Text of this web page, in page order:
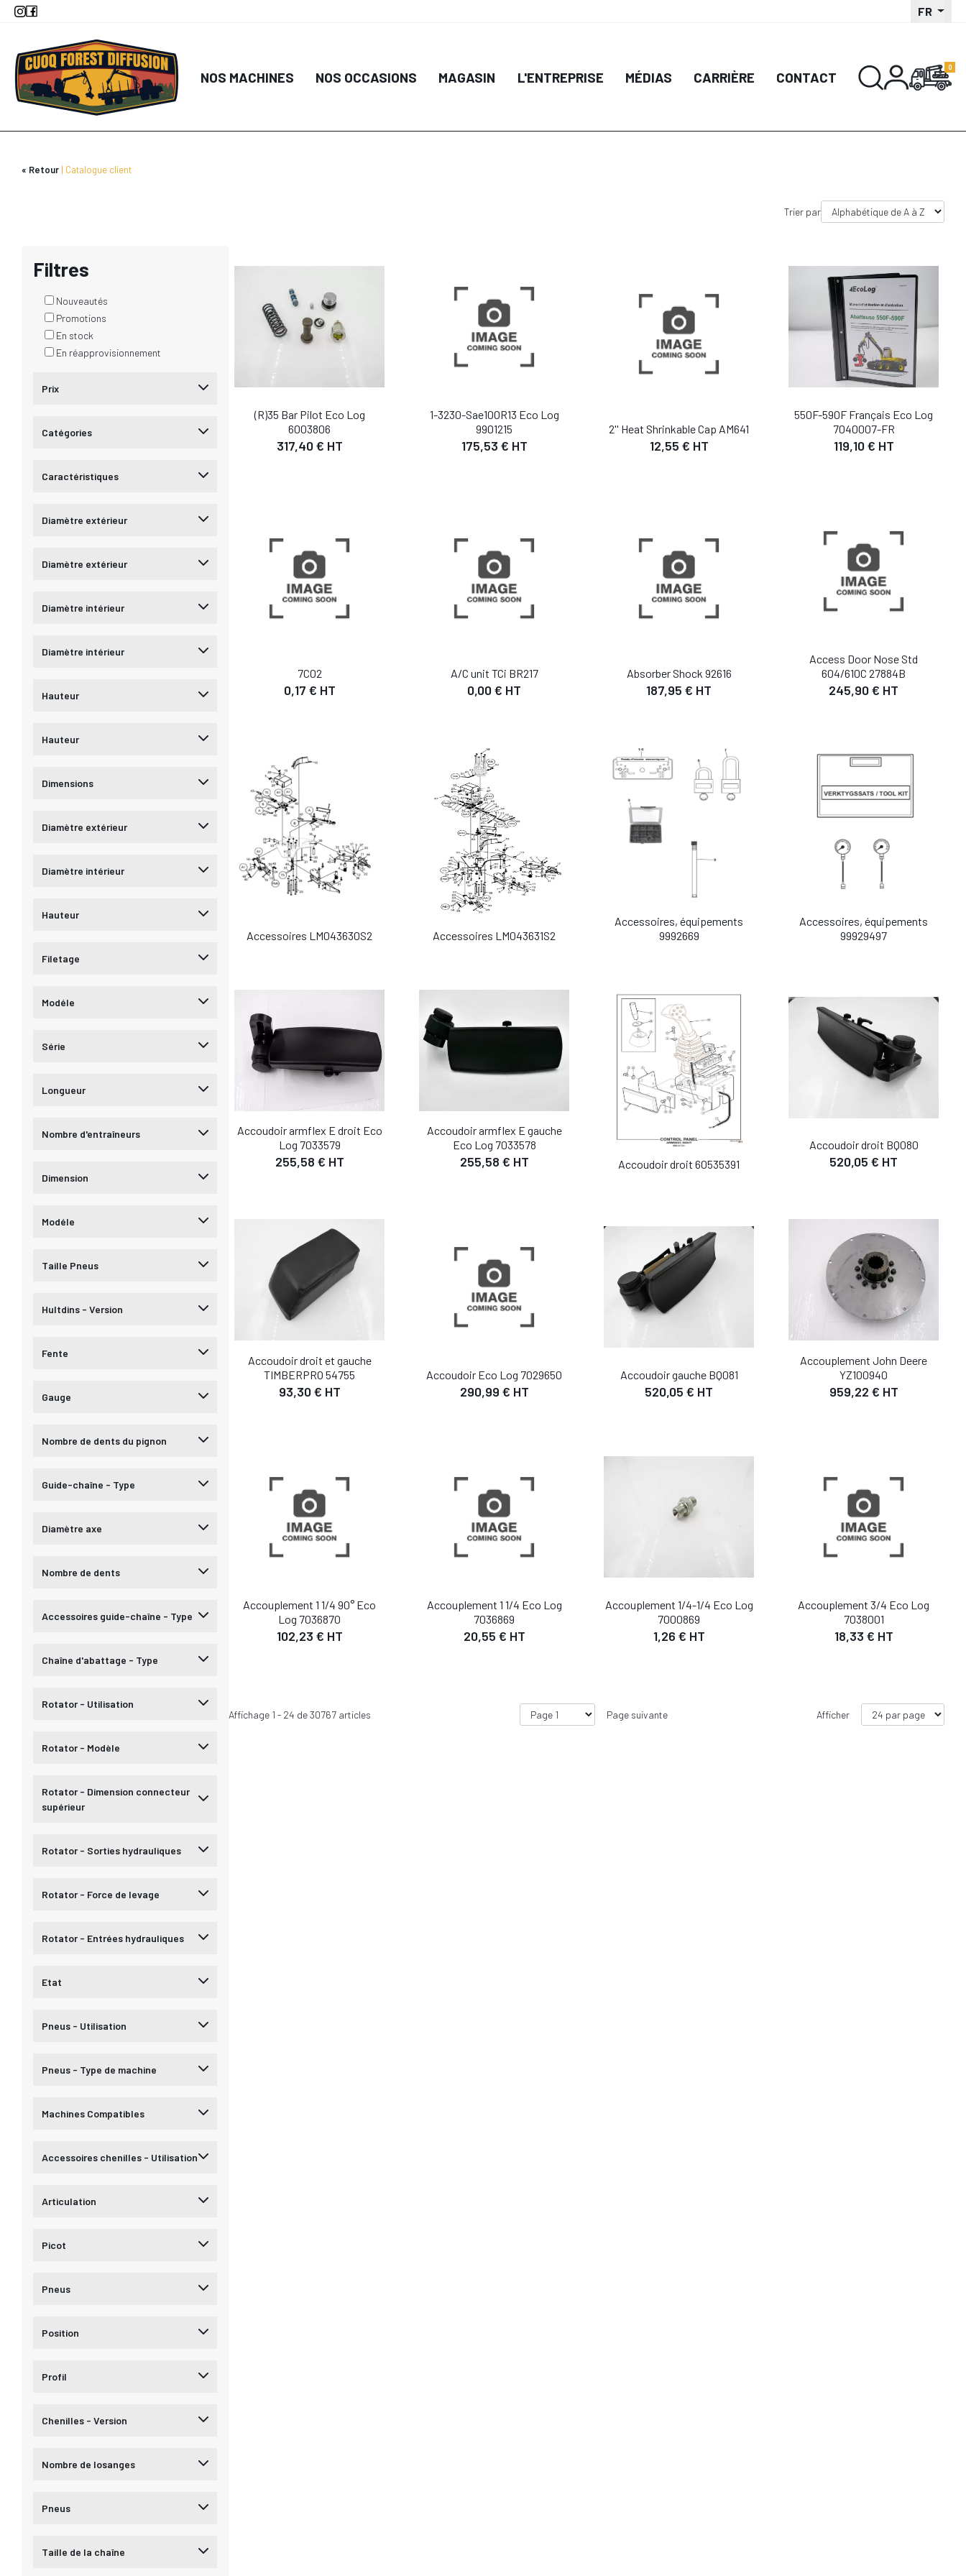
Aller
principal
FR
NOS MACHINES NOS OCCASIONS MAGASIN L'ENTREPRISE MÉDIAS CARRIÈRE CONTACT
Retour Catalogue client
Trier par
Filtres
Nouveautés
Promotions
En stock
En réapprovisionnement
Prix
Catégories
Caractéristiques
Diamètre extérieur
Diamètre extérieur
Diamètre intérieur
Diamètre intérieur
Hauteur
Hauteur
Dimensions
Diamètre extérieur
Diamètre intérieur
Hauteur
Filetage
Modéle
Série
Longueur
Nombre d'entraîneurs
Dimension
Modéle
Taille Pneus
Hultdins - Version
Fente
Gauge
Nombre de dents du pignon
Guide-chaîne - Type
Diamètre axe
Nombre de dents
Accessoires guide-chaîne - Type
Chaîne d'abattage - Type
Rotator - Utilisation
Rotator - Modèle
Rotator - Dimension connecteur
supérieur
Rotator - Sorties hydrauliques
Rotator - Force de levage
Rotator - Entrées hydrauliques
Etat
Pneus - Utilisation
Pneus - Type de machine
Machines Compatibles
Accessoires chenilles - Utilisation
Articulation
Picot
Pneus
Position
Profil
Chenilles - Version
Nombre de losanges
Pneus
Taille de la chaîne
(R)35 Bar Pilot Eco Log
6003806
317,40 € HT
1-3230-Sae100R13 Eco Log
9901215
175,53 € HT
2'' Heat Shrinkable Cap AM641
12,55 € HT
550F-590F Français Eco Log
7040007-FR
119,10 € HT
7C02
0,17 € HT
A/C unit TCi BR217
0,00 € HT
Absorber Shock 92616
187,95 € HT
Access Door Nose Std
604/610C 27884B
245,90 € HT
DÉTAIL
Accessoires LM043630S2 Accessoires LM043631S2
Accessoires, équipements
9992669
Accessoires, équipements
99929497
Accoudoir armflex E droit Eco
Log 7033579
255,58 € HT
Accoudoir armflex E gauche
Eco Log 7033578
255,58 € HT Accoudoir droit 60535391
Accoudoir droit BQ080
520,05 € HT
Accoudoir droit et gauche
TIMBERPRO 54755
93,30 € HT
DÉTAIL
Accoudoir Eco Log 7029650
290,99 € HT
Accoudoir gauche BQ081
520,05 € HT
DÉTAIL
Accouplement John Deere
YZ100940
959,22 € HT
DÉTAIL
Accouplement 1 1/4 90° Eco
Log 7036870
102,23 € HT
Accouplement 1 1/4 Eco Log
7036869
20,55 € HT
Accouplement 1/4-1/4 Eco Log
7000869
1,26 € HT
Accouplement 3/4 Eco Log
7038001
18,33 € HT
Affichage 1 - 24 de30767 articles Page suivante Afficher